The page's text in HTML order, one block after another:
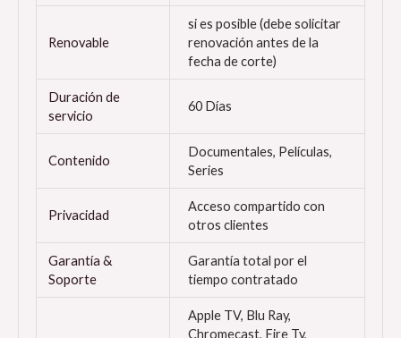
Renovable
si es posible (debe solicitar
renovación antes de la
fecha de corte)
Duración de
servicio
60 Días
Contenido
Documentales, Películas,
Series
Privacidad
Acceso compartido con
otros clientes
Garantía &
Soporte
Garantía total por el
tiempo contratado
Apple TV, Blu Ray,
Chromecast, Fire Tv,